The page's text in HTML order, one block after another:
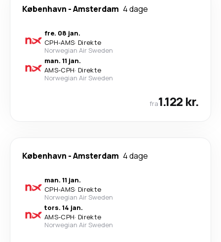
København -Amsterdam 4 dage
fre. 08 jan.
CPH-AMS· Direkte
Norwegian Air Sweden
man. 11 jan.
AMS-CPH· Direkte
Norwegian Air Sweden
fra1.122 kr.
København -Amsterdam 4 dage
man. 11 jan.
CPH-AMS· Direkte
Norwegian Air Sweden
tors. 14 jan.
AMS-CPH· Direkte
Norwegian Air Sweden